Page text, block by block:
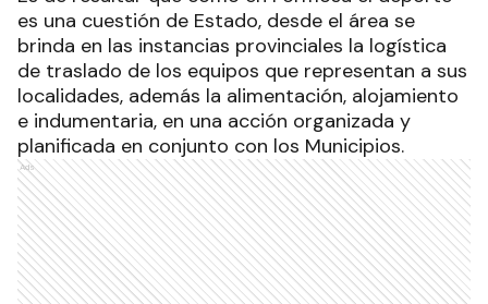
es una cuestión de Estado, desde el área se
brinda en las instancias provinciales la logística
de traslado de los equipos que representan a sus
localidades, además la alimentación, alojamiento
e indumentaria, en una acción organizada y
planificada en conjunto con los Municipios.
Ads